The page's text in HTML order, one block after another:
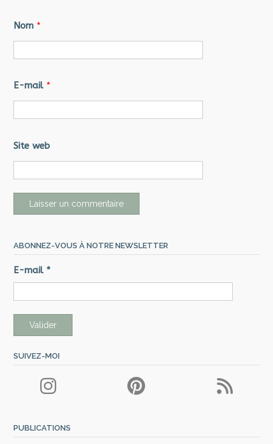
Nom *
E-mail *
Site web
ABONNEZ-VOUS À NOTRE NEWSLETTER
E-mail *
SUIVEZ-MOI
PUBLICATIONS